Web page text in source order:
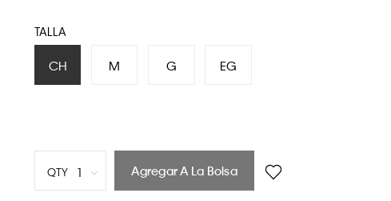
TALLA
CH M G EG
QTY 1 Agregar A La Bolsa